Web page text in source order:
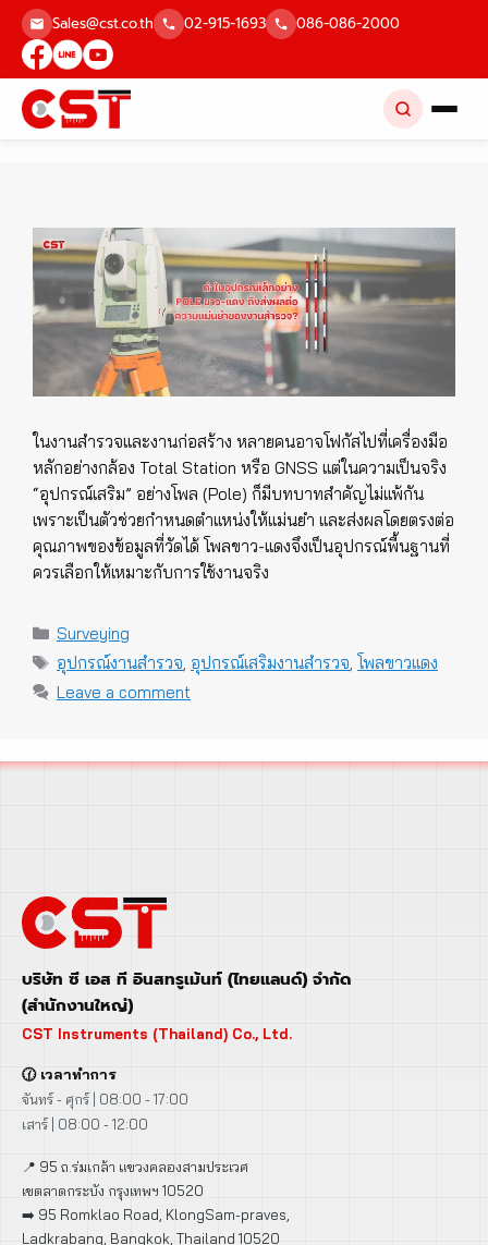
Skip
content
Sales@cst.co.th 02-915-1693 086-086-2000
ในงานสำรวจและงานก่อสร้าง หลายคนอาจโฟกัสไปที่เครื่องมือ
หลักอย่างกล้อง Total Station หรือ GNSS แต่ในความเป็นจริง
“อุปกรณ์เสริม” อย่างโพล (Pole) ก็มีบทบาทสำคัญไม่แพ้กัน
เพราะเป็นตัวช่วยกำหนดตำแหน่งให้แม่นยำ และส่งผลโดยตรงต่อ
คุณภาพของข้อมูลที่วัดได้ โพลขาว-แดงจึงเป็นอุปกรณ์พื้นฐานที่
ควรเลือกให้เหมาะกับการใช้งานจริง
Categories
Surveying
Tags
อุปกรณ์งานสำรวจ, อุปกรณ์เสริมงานสำรวจ, โพลขาวแดง
Leave a comment
บริษัท ซี เอส ที อินสทรูเม้นท์ (ไทยแลนด์) จำกัด
(สำนักงานใหญ่)
CST Instruments (Thailand) Co., Ltd.
🕜 เวลาทำการ
จันทร์ - ศุกร์ | 08:00 - 17:00
เสาร์ | 08:00 - 12:00
📍 95 ถ.ร่มเกล้า แขวงคลองสามประเวศ
เขตลาดกระบัง กรุงเทพฯ 10520
➡️ 95 Romklao Road, KlongSam-praves,
Ladkrabang, Bangkok, Thailand 10520